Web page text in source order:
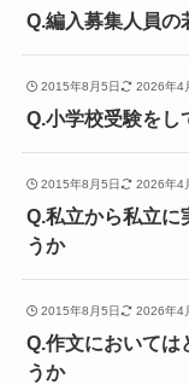
Q.編入募集人員の
2015年8月5日 2026年4
Q.小学校受験をし
2015年8月5日 2026年4
Q.私立から私立に
うか
2015年8月5日 2026年4
Q.作文においては
うか